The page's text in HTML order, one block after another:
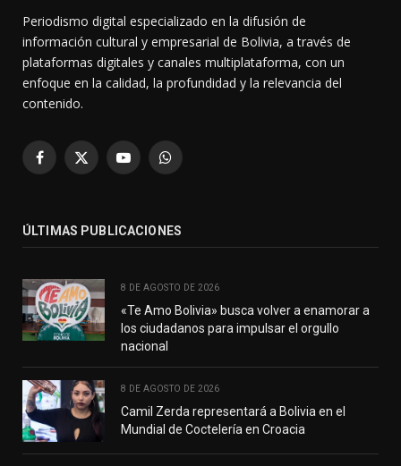
Periodismo digital especializado en la difusión de
información cultural y empresarial de Bolivia, a través de
plataformas digitales y canales multiplataforma, con un
enfoque en la calidad, la profundidad y la relevancia del
contenido.
Facebook
X
YouTubeWhatsApp
ÚLTIMAS PUBLICACIONES
8 DE AGOSTO DE 2026
«Te Amo Bolivia» busca volver a enamorar a
los ciudadanos para impulsar el orgullo
nacional
8 DE AGOSTO DE 2026
Camil Zerda representará a Bolivia en el
Mundial de Coctelería en Croacia